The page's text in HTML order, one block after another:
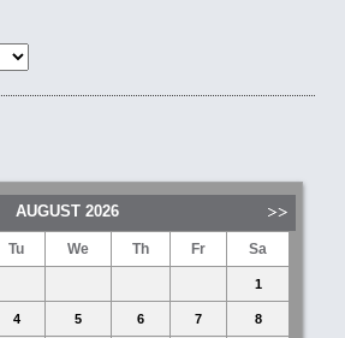
AUGUST 2026
Tu We Th Fr Sa
1
4 5 6 7 8